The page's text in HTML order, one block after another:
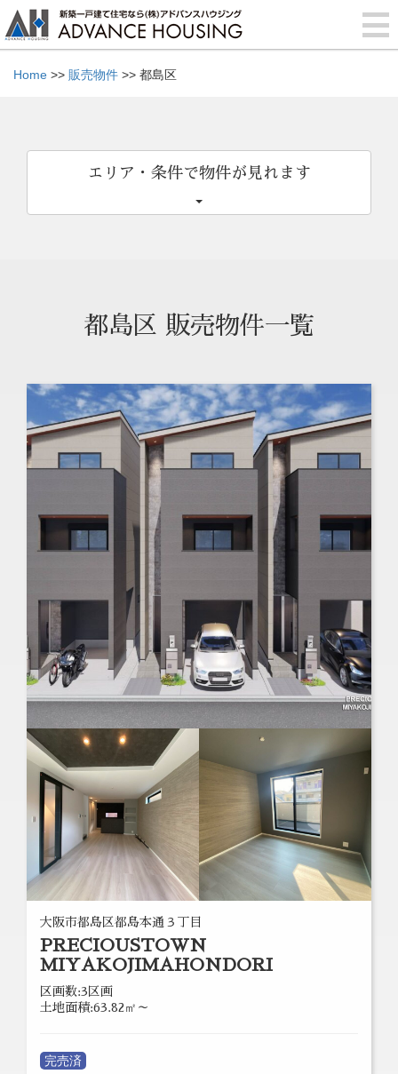
Home >> 販売物件 >> 都島区
エリア・条件で物件が見れます
都島区 販売物件一覧
大阪市都島区都島本通３丁目
PRECIOUSTOWN
MIYAKOJIMAHONDORI
区画数:3区画
土地面積:63.82㎡～
完売済